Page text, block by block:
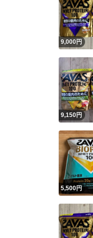
9,000円
9,150円
5,500円